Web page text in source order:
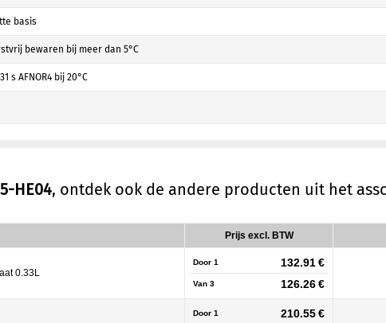
basis
bewaren bij meer dan 5°C
s AFNOR4 bij 20°C
HE04, ontdek ook de andere producten uit het
Prijs excl. BTW
0.33L
Door 1 132.91 €
Van 3 126.26 €
Door 1 210.55 €